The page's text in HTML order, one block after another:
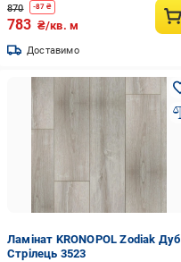
870 -87 ₴
783 ₴/кв. м
Доставимо
Ламінат KRONOPOL Zodiak Дуб
Стрілець 3523